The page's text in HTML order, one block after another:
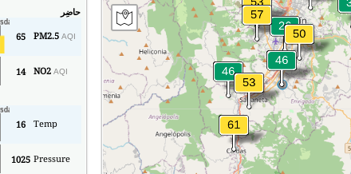
حاضِر
PM2.5 AQI
65
NO2 AQI
14
Temp
16
Pressure
1025